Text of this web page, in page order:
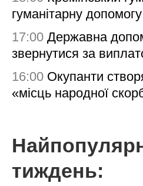
гуманітарну
17:00 Державна
звернутися за
16:00 Окупанти
«місць народної
тиждень: